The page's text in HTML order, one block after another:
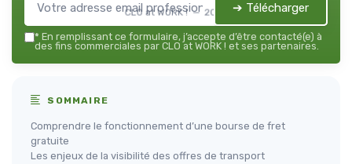
CLO at WORK ! — 2026 ➔ Télécharger
* En remplissant ce formulaire, j’accepte d’être contacté(e) à
des fins commerciales par CLO at WORK ! et ses partenaires.
SOMMAIRE
Comprendre le fonctionnement d’une bourse de fret
gratuite
Les enjeux de la visibilité des offres de transport